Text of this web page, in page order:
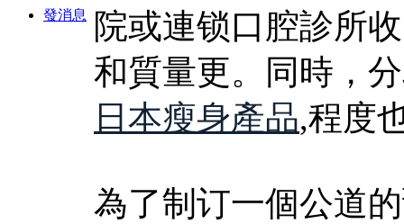
發消息
院或連锁口腔診所
和質量更。同時，
日本瘦身產品,程度
為了制订一個公道